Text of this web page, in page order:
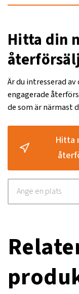
Hitta din
Är du intresserad
engagerade
de som är närmast
Hitta